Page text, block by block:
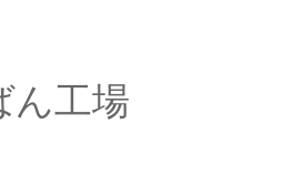
ん工場